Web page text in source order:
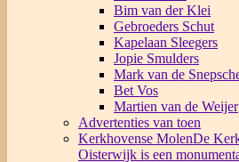
Bim van der Klei
Gebroeders Schut
Kapelaan Sleegers
Jopie Smulders
Mark van de
Bet Vos
Martien van de Weijer
Advertenties van toen
Kerkhovense MolenDe
Oisterwijk is een